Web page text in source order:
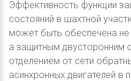
Эффективность функции
состояний в шахтной
может быть обеспечена
а защитным двусторонним
отделением от сети
асинхронных двигателей в